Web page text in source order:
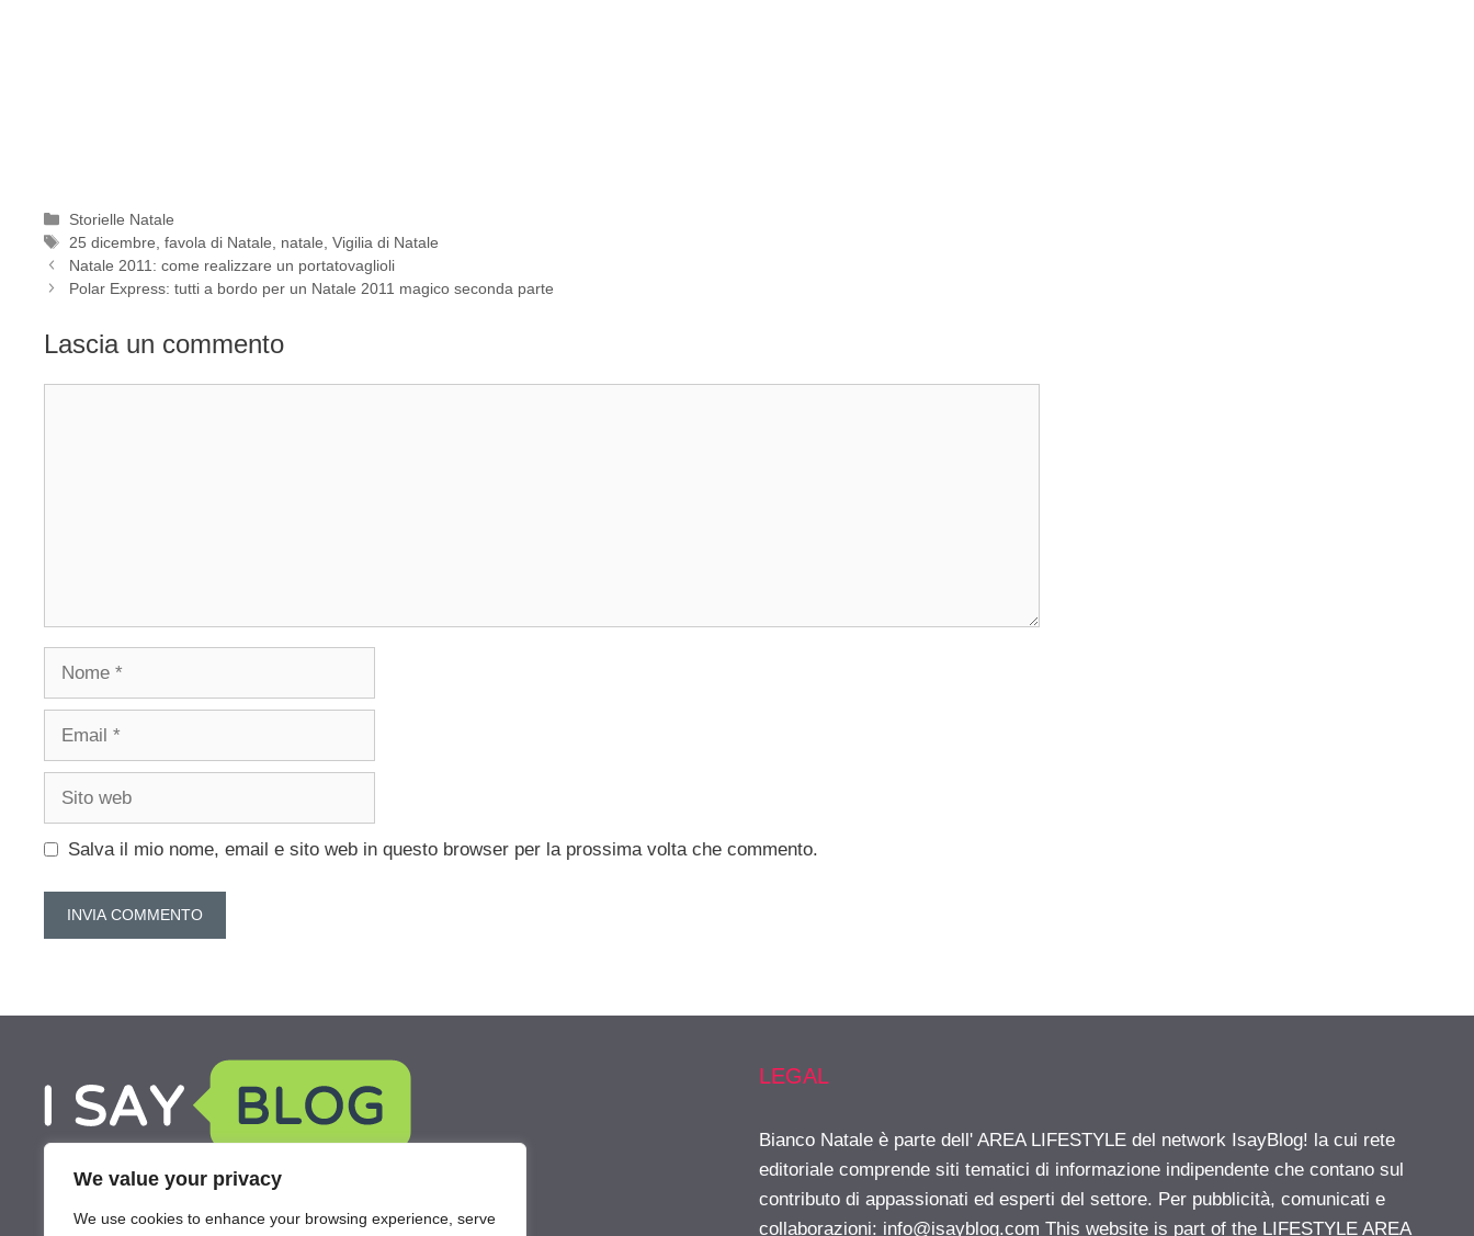
We value your privacy
We use cookies to enhance your browsing experience, serve
Categorie
Storielle Natale
Tag
25 dicembre ,favola di Natale natale ,Vigilia di Natale
Natale 2011: come realizzare un portatovaglioli
Polar Express: tutti a bordo per un Natale 2011 magico seconda parte
Lascia un commento
Salva il mio nome, email e sito web in questo browser per la prossima volta che commento.
LEGAL
Bianco Natale è parte dell' AREA LIFESTYLE del network IsayBlog! la cui rete
editoriale comprende siti tematici di informazione indipendente che contano sul
contributo di appassionati ed esperti del settore. Per pubblicità, comunicati e
collaborazioni: info@isayblog.com This website is part of the LIFESTYLE AREA